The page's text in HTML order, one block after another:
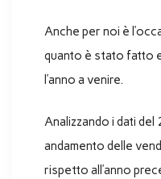
Anche per noi è
quanto è stato fatto
l’anno a venire.
Analizzando i dati
andamento delle
rispetto all’anno